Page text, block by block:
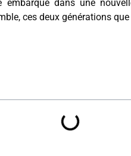
embarqué dans une
ces deux générations